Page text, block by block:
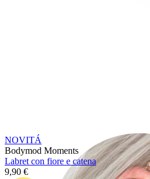
NOVITÁ
Bodymod Moments
Labret con fiore e catena
9,90 €